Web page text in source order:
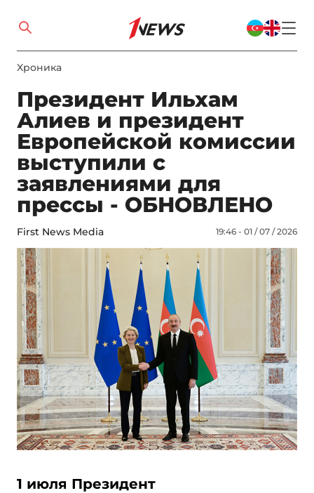
Xроника
Президент Ильхам
Алиев и президент
Европейской комиссии
выступили с
заявлениями для
прессы - ОБНОВЛЕНО
First News Media 19:46 - 01 / 07 / 2026
1 июля Президент